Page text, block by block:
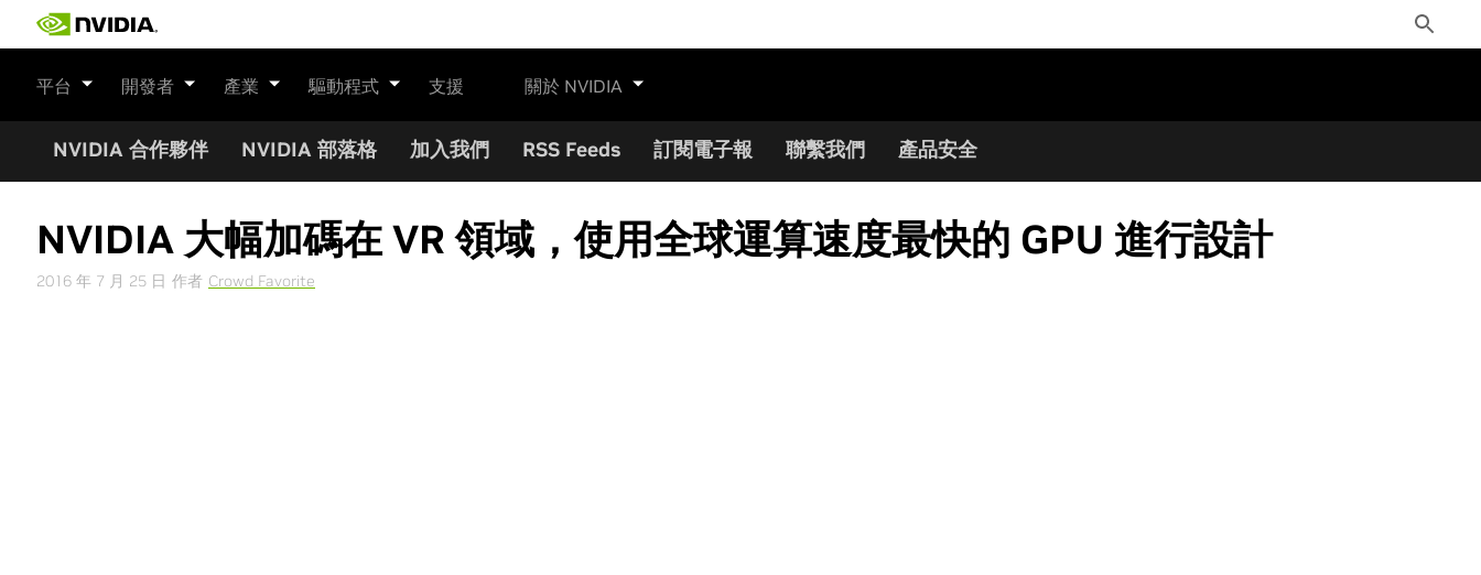
Toggle
Search
平台 開發者 產業 驅動程式 支援 關於 NVIDIA
NVIDIA 合作夥伴 NVIDIA 部落格 加入我們 RSS Feeds 訂閱電子報 聯繫我們 產品安全
NVIDIA 大幅加碼在 VR 領域，使用全球運算速度最快的 GPU 進行設計
2016 年 7 月 25 日 作者 Crowd Favorite